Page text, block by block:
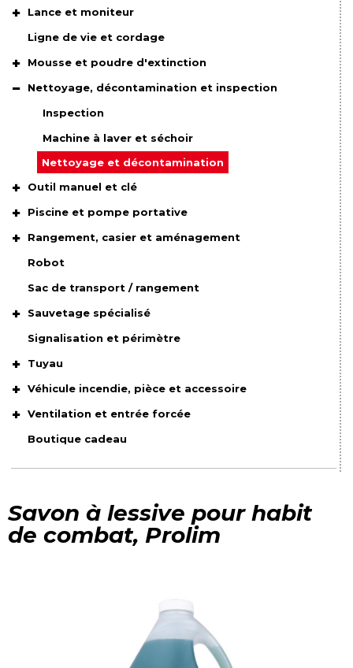
Lance et moniteur
Ligne de vie et cordage
Mousse et poudre d'extinction
Nettoyage, décontamination et inspection
Inspection
Machine à laver et séchoir
Nettoyage et décontamination
Outil manuel et clé
Piscine et pompe portative
Rangement, casier et aménagement
Robot
Sac de transport / rangement
Sauvetage spécialisé
Signalisation et périmètre
Tuyau
Véhicule incendie, pièce et accessoire
Ventilation et entrée forcée
Boutique cadeau
Savon à lessive pour habit
de combat, Prolim